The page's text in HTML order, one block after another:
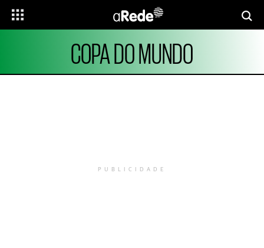
COPA DO MUNDO
PUBLICIDADE